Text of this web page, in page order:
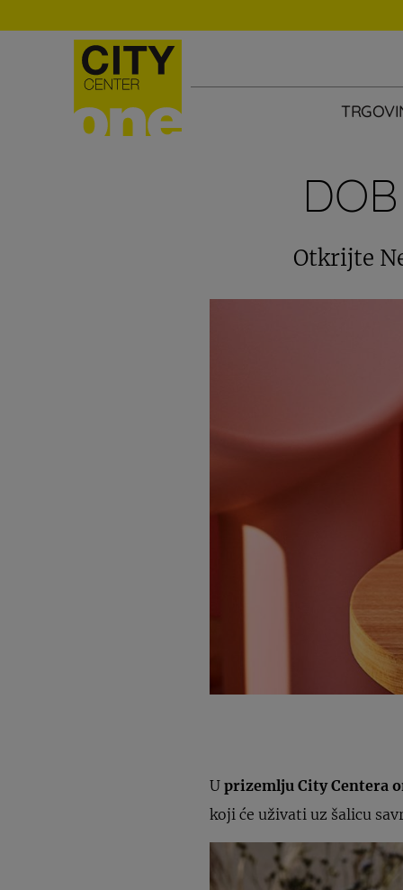
Otkrijte
Uprizemlju City Centera
koji će uživati uz šalicu